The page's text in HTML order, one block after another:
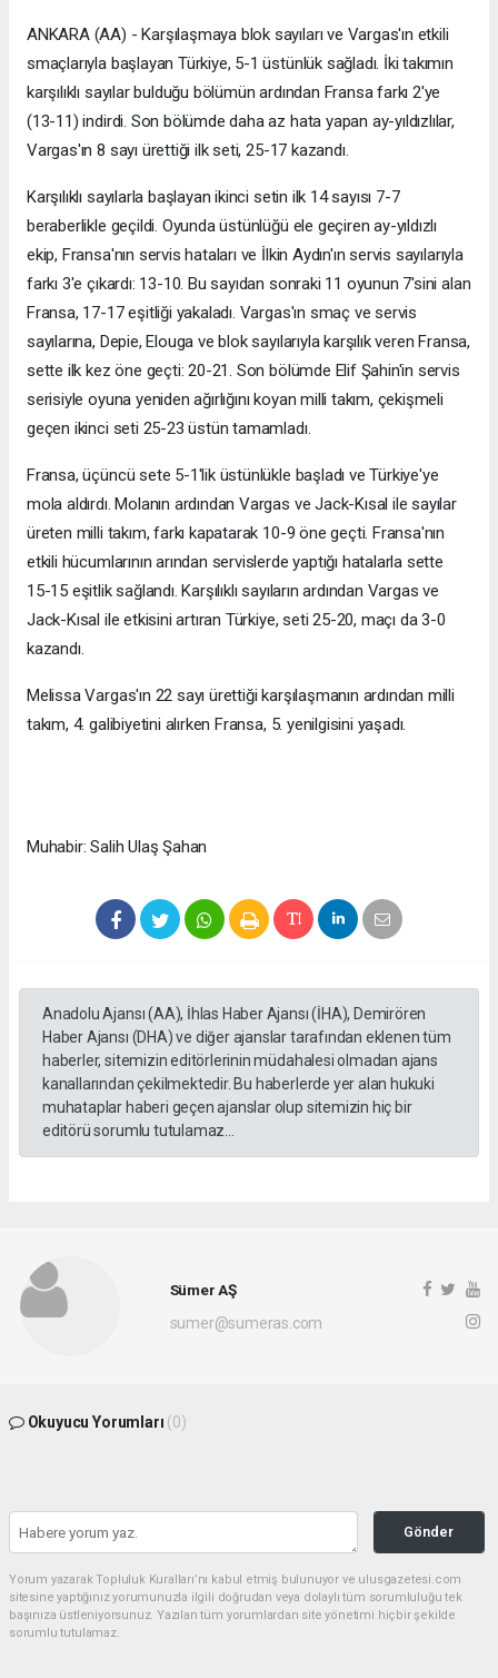
ANKARA (AA) - Karşılaşmaya blok sayıları ve Vargas'ın etkili
smaçlarıyla başlayan Türkiye, 5-1 üstünlük sağladı. İki takımın
karşılıklı sayılar bulduğu bölümün ardından Fransa farkı 2'ye
(13-11) indirdi. Son bölümde daha az hata yapan ay-yıldızlılar,
Vargas'ın 8 sayı ürettiği ilk seti, 25-17 kazandı.
Karşılıklı sayılarla başlayan ikinci setin ilk 14 sayısı 7-7
beraberlikle geçildi. Oyunda üstünlüğü ele geçiren ay-yıldızlı
ekip, Fransa'nın servis hataları ve İlkin Aydın'ın servis sayılarıyla
farkı 3'e çıkardı: 13-10. Bu sayıdan sonraki 11 oyunun 7'sini alan
Fransa, 17-17 eşitliği yakaladı. Vargas'ın smaç ve servis
sayılarına, Depie, Elouga ve blok sayılarıyla karşılık veren Fransa,
sette ilk kez öne geçti: 20-21. Son bölümde Elif Şahin'in servis
serisiyle oyuna yeniden ağırlığını koyan milli takım, çekişmeli
geçen ikinci seti 25-23 üstün tamamladı.
Fransa, üçüncü sete 5-1'lik üstünlükle başladı ve Türkiye'ye
mola aldırdı. Molanın ardından Vargas ve Jack-Kısal ile sayılar
üreten milli takım, farkı kapatarak 10-9 öne geçti. Fransa'nın
etkili hücumlarının arından servislerde yaptığı hatalarla sette
15-15 eşitlik sağlandı. Karşılıklı sayıların ardından Vargas ve
Jack-Kısal ile etkisini artıran Türkiye, seti 25-20, maçı da 3-0
kazandı.
Melissa Vargas'ın 22 sayı ürettiği karşılaşmanın ardından milli
takım, 4. galibiyetini alırken Fransa, 5. yenilgisini yaşadı.
Muhabir: Salih Ulaş Şahan
Anadolu Ajansı (AA), İhlas Haber Ajansı (İHA), Demirören
Haber Ajansı (DHA) ve diğer ajanslar tarafından eklenen tüm
haberler, sitemizin editörlerinin müdahalesi olmadan ajans
kanallarından çekilmektedir. Bu haberlerde yer alan hukuki
muhataplar haberi geçen ajanslar olup sitemizin hiç bir
editörü sorumlu tutulamaz...
Sümer AŞ
sumer@sumeras.com
Okuyucu Yorumları (0)
Gönder
Yorum yazarak Topluluk Kuralları’nı kabul etmiş bulunuyor ve ulusgazetesi.com
sitesine yaptığınız yorumunuzla ilgili doğrudan veya dolaylı tüm sorumluluğu tek
başınıza üstleniyorsunuz. Yazılan tüm yorumlardan site yönetimi hiçbir şekilde
sorumlu tutulamaz.